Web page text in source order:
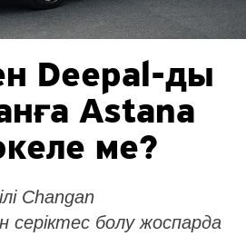
Deepal-ды
Astana
ме?
Changan
серіктес болу жоспарда